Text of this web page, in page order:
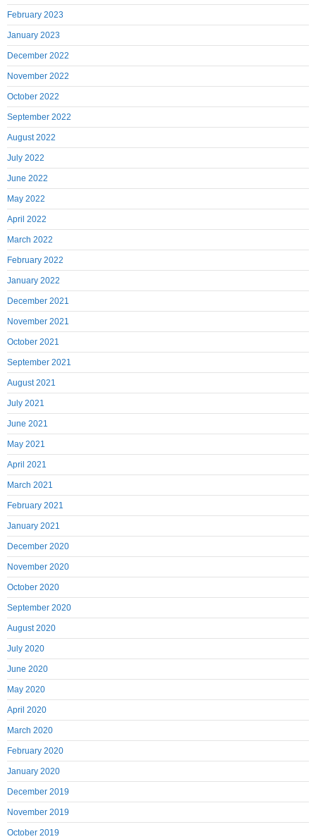
February 2023
January 2023
December 2022
November 2022
October 2022
September 2022
August 2022
July 2022
June 2022
May 2022
April 2022
March 2022
February 2022
January 2022
December 2021
November 2021
October 2021
September 2021
August 2021
July 2021
June 2021
May 2021
April 2021
March 2021
February 2021
January 2021
December 2020
November 2020
October 2020
September 2020
August 2020
July 2020
June 2020
May 2020
April 2020
March 2020
February 2020
January 2020
December 2019
November 2019
October 2019